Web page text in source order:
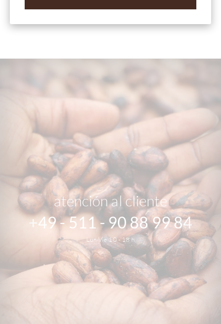
atención al cliente
+49 - 511 - 90 88 99 84
Lun-Vie 10 - 18 h